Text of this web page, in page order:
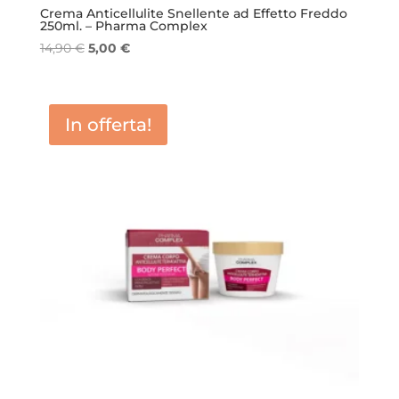
Crema Anticellulite Snellente ad Effetto Freddo
250ml. – Pharma Complex
14,90€ Il
era:
14,90 €.
5,00 €Il
è:
5,00 €.
In offerta!